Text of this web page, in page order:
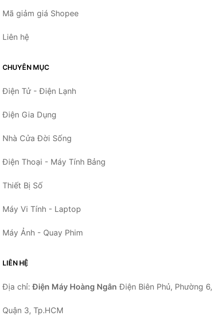
Mã giảm giá Shopee
Liên hệ
CHUYÊN MỤC
Điện Tử - Điện Lạnh
Điện Gia Dụng
Nhà Cửa Đời Sống
Điện Thoại - Máy Tính Bảng
Thiết Bị Số
Máy Vi Tính - Laptop
Máy Ảnh - Quay Phim
LIÊN HỆ
Địa chỉ:Điện Máy Hoàng Ngân Điện Biên Phủ, Phường 6,
Quận 3, Tp.HCM